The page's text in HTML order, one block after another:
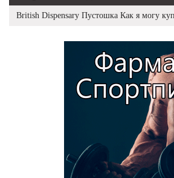
British Dispensary Пустошка Как я могу